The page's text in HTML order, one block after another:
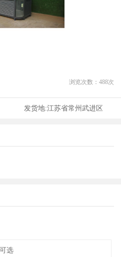
浏览次数： 488次
发货地:江苏省常州武进区
选